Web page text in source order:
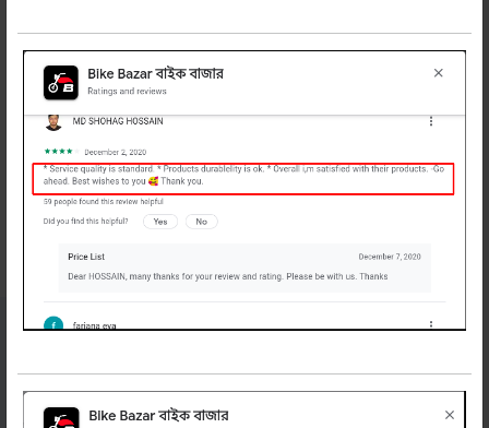
রিলেটেড প্রডাক্টস
নিউজলেটারসাবস্ক্রাইব করুন
বাইকের অফার, টিপস ও নিউজ পেতে এখনি সাবস্ক্রাইব